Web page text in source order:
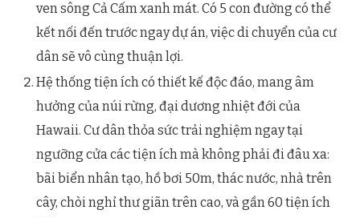
ven sông Cả Cấm xanh mát. Có 5 con đường có thể
kết nối đến trước ngay dự án, việc di chuyển của cư
dân sẽ vô cùng thuận lợi.
Hệ thống tiện ích có thiết kế độc đáo, mang âm
hưởng của núi rừng, đại dương nhiệt đới của
Hawaii. Cư dân thỏa sức trải nghiệm ngay tại
ngưỡng cửa các tiện ích mà không phải đi đâu xa:
bãi biển nhân tạo, hồ bơi 50m, thác nước, nhà trên
cây, chòi nghỉ thư giãn trên cao, và gần 60 tiện ích